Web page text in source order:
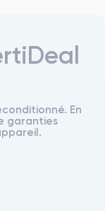
En
garanties